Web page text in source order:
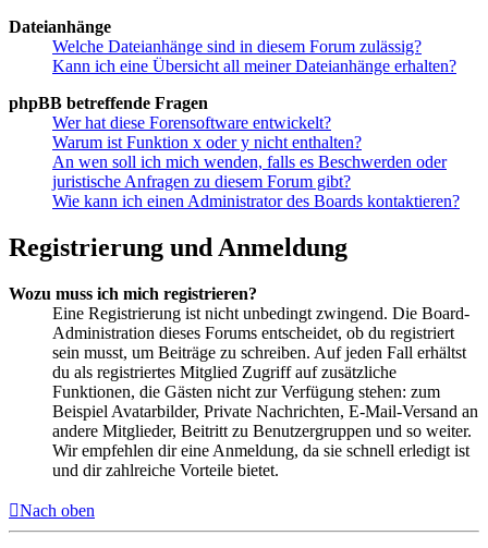
Dateianhänge
Welche Dateianhänge sind in diesem Forum zulässig?
Kann ich eine Übersicht all meiner Dateianhänge erhalten?
phpBB betreffende Fragen
Wer hat diese Forensoftware entwickelt?
Warum ist Funktion x oder y nicht enthalten?
An wen soll ich mich wenden, falls es Beschwerden oder
juristische Anfragen zu diesem Forum gibt?
Wie kann ich einen Administrator des Boards kontaktieren?
Registrierung und Anmeldung
Wozu muss ich mich registrieren?
Eine Registrierung ist nicht unbedingt zwingend. Die Board-
Administration dieses Forums entscheidet, ob du registriert
sein musst, um Beiträge zu schreiben. Auf jeden Fall erhältst
du als registriertes Mitglied Zugriff auf zusätzliche
Funktionen, die Gästen nicht zur Verfügung stehen: zum
Beispiel Avatarbilder, Private Nachrichten, E-Mail-Versand an
andere Mitglieder, Beitritt zu Benutzergruppen und so weiter.
Wir empfehlen dir eine Anmeldung, da sie schnell erledigt ist
und dir zahlreiche Vorteile bietet.
Nach oben